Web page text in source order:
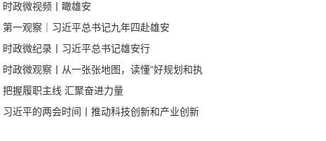
时政微视频丨瞰雄安
第一观察｜习近平总书记九年四赴雄安
时政微纪录丨习近平总书记雄安行
时政微观察丨从一张张地图，读懂“好规划和执
行力”
把握履职主线 汇聚奋进力量
习近平的两会时间丨推动科技创新和产业创新